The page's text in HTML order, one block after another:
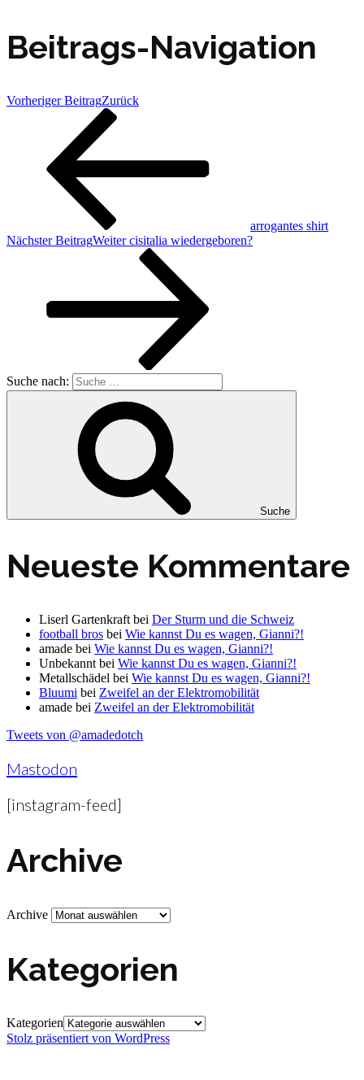
Beitrags-Navigation
Vorheriger BeitragZurück
arrogantes shirt
Nächster BeitragWeiter cisitalia wiedergeboren?
Suche nach:
Suche
Neueste Kommentare
Liserl Gartenkraft bei Der Sturm und die Schweiz
football bros bei Wie kannst Du es wagen, Gianni?!
amade bei Wie kannst Du es wagen, Gianni?!
Unbekannt bei Wie kannst Du es wagen, Gianni?!
Metallschädel bei Wie kannst Du es wagen, Gianni?!
Bluumi bei Zweifel an der Elektromobilität
amade bei Zweifel an der Elektromobilität
Tweets von @amadedotch
Mastodon
[instagram-feed]
Archive
Archive
Kategorien
Kategorien
Stolz präsentiert von WordPress